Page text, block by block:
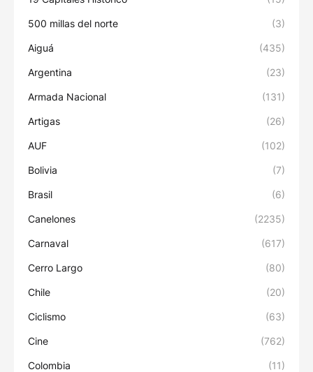
500 millas del norte (3)
Aiguá (435)
Argentina (23)
Armada Nacional (131)
Artigas (26)
AUF (102)
Bolivia (7)
Brasil (6)
Canelones (2235)
Carnaval (617)
Cerro Largo (80)
Chile (20)
Ciclismo (63)
Cine (762)
Colombia (11)